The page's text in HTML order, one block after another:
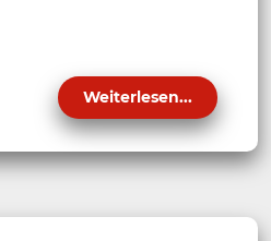
Weiterlesen...